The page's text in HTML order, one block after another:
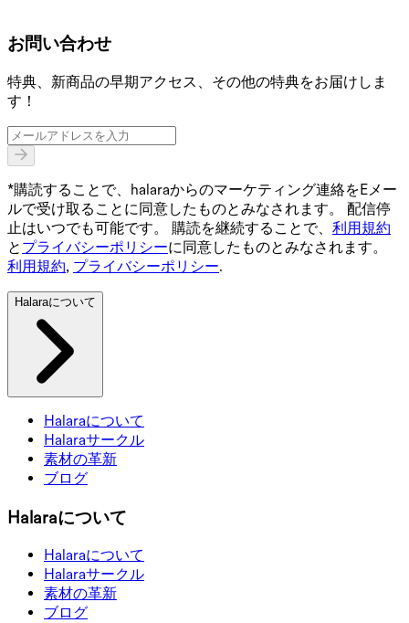
お問い合わせ
特典、新商品の早期アクセス、その他の特典をお届けしま
す！
*購読することで、halaraからのマーケティング連絡をEメー
ルで受け取ることに同意したものとみなされます。 配信停
止はいつでも可能です。 購読を継続することで、 利用規約
と プライバシーポリシーに同意したものとみなされます。
利用規約, プライバシーポリシー.
Halaraについて
Halaraについて
Halaraサークル
素材の革新
ブログ
Halaraについて
Halaraについて
Halaraサークル
素材の革新
ブログ